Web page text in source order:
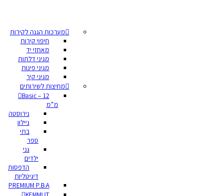
מערכות הגנה לקירות
חיפוי קירות
מאחזי יד
מגיני דלתות
מגיני פינות
מגיני קיר
מחיצות לשירותים
Basic – 12
מ”מ
נירוסטה
ניילון
בתי
ספר
גני
ילדים
הדפסות
דיגיטליות
PREMIUM P.B.A